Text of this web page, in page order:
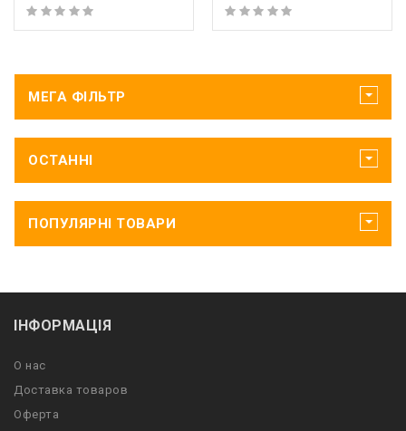
МЕГА ФІЛЬТР
ОСТАННІ
ПОПУЛЯРНІ ТОВАРИ
ІНФОРМАЦІЯ
О нас
Доставка товаров
Оферта